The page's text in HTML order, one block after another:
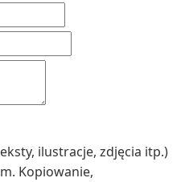
ilustracje, zdjęcia itp.)
Kopiowanie,